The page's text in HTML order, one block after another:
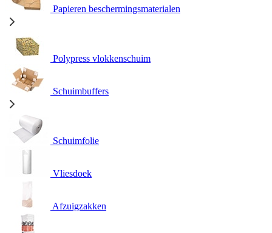
Papieren beschermingsmaterialen
Polypress vlokkenschuim
Schuimbuffers
Schuimfolie
Vliesdoek
Afzuigzakken